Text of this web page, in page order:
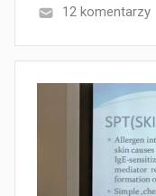
12 komentarzy